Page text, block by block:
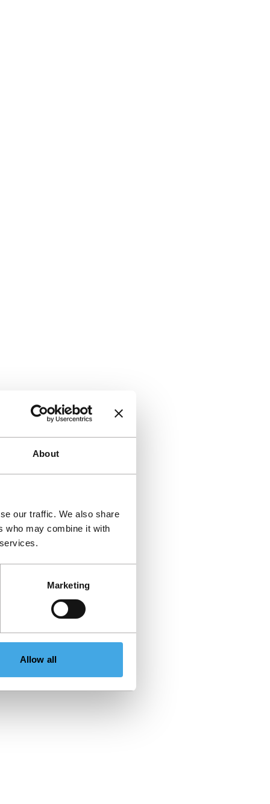
About
our traffic. We also share
who may combine it with
Marketing
Allow all